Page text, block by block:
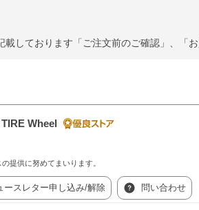
しております「ご注文前のご確認」、「
Wheel
提供に努めてまいります。
ースレター申し込み/解除 問い合わせ